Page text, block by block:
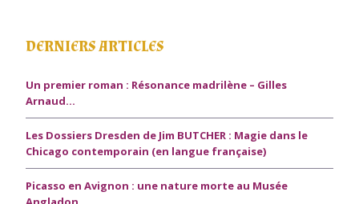
DERNIERS ARTICLES
Un premier roman : Résonance madrilène – Gilles
Arnaud…
Les Dossiers Dresden de Jim BUTCHER : Magie dans le
Chicago contemporain (en langue française)
Picasso en Avignon : une nature morte au Musée